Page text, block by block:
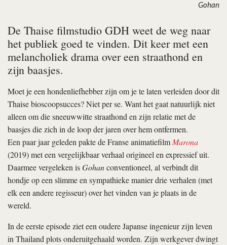
Gohan
De Thaise filmstudio GDH weet de weg naar
het publiek goed te vinden. Dit keer met een
melancholiek drama over een straathond en
zijn baasjes.
Moet je een hondenliefhebber zijn om je te laten verleiden door dit
Thaise bioscoopsucces? Niet per se. Want het gaat natuurlijk niet
alleen om die sneeuwwitte straathond en zijn relatie met de
baasjes die zich in de loop der jaren over hem ontfermen.
Een paar jaar geleden pakte de Franse animatiefilmMarona
(2019) met een vergelijkbaar verhaal origineel en expressief uit.
Daarmee vergeleken isGohanconventioneel, al verbindt dit
hondje op een slimme en sympathieke manier drie verhalen (met
elk een andere regisseur) over het vinden van je plaats in de
wereld.
In de eerste episode ziet een oudere Japanse ingenieur zijn leven
in Thailand plots onderuitgehaald worden. Zijn werkgever dwingt